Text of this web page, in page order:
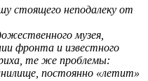
стоящего неподалеку от
музея,
фронта и известного
те же проблемы:
постоянно «летит»